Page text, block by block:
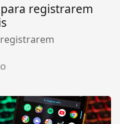
registrarem